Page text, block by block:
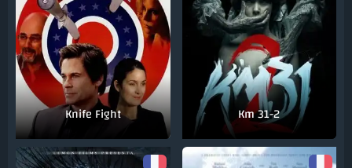
Knife Fight Km 31-2